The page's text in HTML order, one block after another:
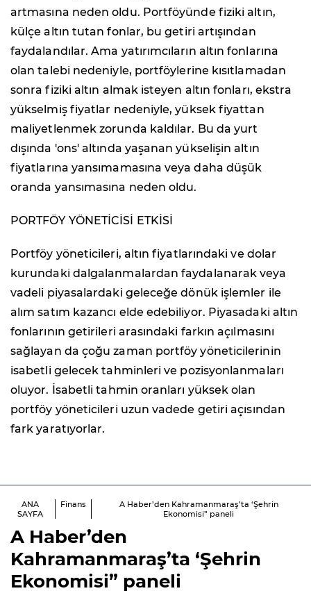
artmasına neden oldu. Portföyünde fiziki altın,
külçe altın tutan fonlar, bu getiri artışından
faydalandılar. Ama yatırımcıların altın fonlarına
olan talebi nedeniyle, portföylerine kısıtlamadan
sonra fiziki altın almak isteyen altın fonları, ekstra
yükselmiş fiyatlar nedeniyle, yüksek fiyattan
maliyetlenmek zorunda kaldılar. Bu da yurt
dışında 'ons' altında yaşanan yükselişin altın
fiyatlarına yansımamasına veya daha düşük
oranda yansımasına neden oldu.
PORTFÖY YÖNETİCİSİ ETKİSİ
Portföy yöneticileri, altın fiyatlarındaki ve dolar
kurundaki dalgalanmalardan faydalanarak veya
vadeli piyasalardaki geleceğe dönük işlemler ile
alım satım kazancı elde edebiliyor. Piyasadaki altın
fonlarının getirileri arasındaki farkın açılmasını
sağlayan da çoğu zaman portföy yöneticilerinin
isabetli gelecek tahminleri ve pozisyonlanmaları
oluyor. İsabetli tahmin oranları yüksek olan
portföy yöneticileri uzun vadede getiri açısından
fark yaratıyorlar.
ANA
SAYFA
Finans
A Haber’den Kahramanmaraş’ta ‘Şehrin
Ekonomisi” paneli
A Haber’den
Kahramanmaraş’ta ‘Şehrin
Ekonomisi” paneli